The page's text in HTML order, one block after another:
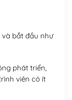
và bắt đầu như
phát triển,
viên có ít